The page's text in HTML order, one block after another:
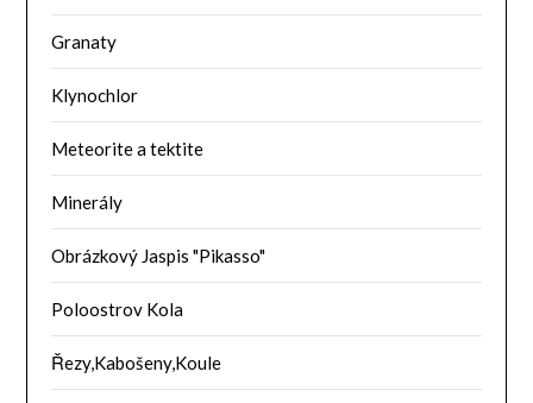
Granaty
Klynochlor
Meteorite a tektite
Minerály
Obrázkový Jaspis "Pikasso"
Poloostrov Kola
Řezy,Kabošeny,Koule